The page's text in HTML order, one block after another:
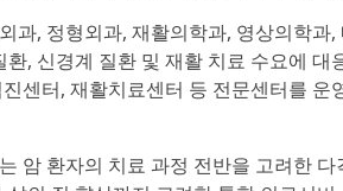
과, 정형외과, 재활의학과, 영상의학과
환, 신경계 질환 및 재활 치료 수요에
센터, 재활치료센터 등 전문센터를 운
암 환자의 치료 과정 전반을 고려한